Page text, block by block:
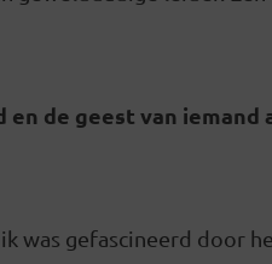
en de geest van iemand
was gefascineerd door